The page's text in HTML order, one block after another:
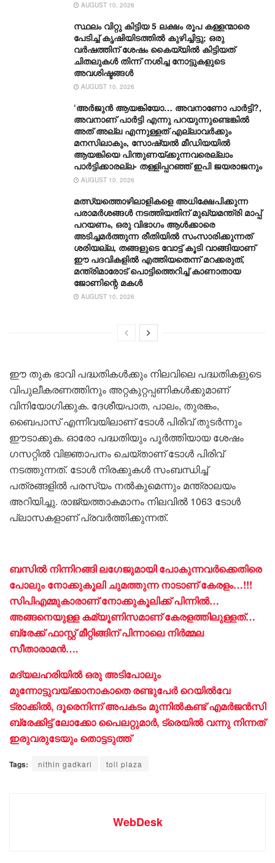
AUGUST 10, 2026
സ്ഥലം വിറ്റു കിട്ടിയ 5 ലക്ഷം രൂപ കള്ളന്മാരെ
പേടിച്ച് കൃഷിയിടത്തിൽ കുഴിച്ചിട്ടു; ഒരു
വർഷത്തിന് ശേഷം കൈയ്യിൽ കിട്ടിയത്
ചിതലുകൾ തിന്ന് നശിച്ച നോട്ടുകളുടെ
അവശിഷ്ടങ്ങൾ
AUGUST 10, 2026
‘അർജുൻ ആയങ്കിയോ… അവനാണോ പാർട്ടി?,
അവനാണ് പാർട്ടി എന്നു പറയുന്നുണ്ടെങ്കിൽ
അത് അല്ല എന്നുള്ളത് എല്ലാവർക്കും
മനസിലാകും, സോഷ്യൽ മീഡിയയിൽ
ആയങ്കിയെ പിന്തുണയ്ക്കുന്നവരെല്ലാം
പാർട്ടിക്കാരല്ല- തള്ളിപ്പറഞ്ഞ് ഇപി ജയരാജനും
AUGUST 10, 2026
മത്സ്യത്തൊഴിലാളികളെ അധിക്ഷേപിക്കുന്ന
പരാമർശങ്ങൾ നടത്തിയതിന് മുഖ്യമന്ത്രി മാപ്പ്
പറയണം, ഒരു വിഭാഗം ആൾക്കാരെ
അടിച്ചമർത്തുന്ന രീതിയില്‍ സംസാരിക്കുന്നത്
ശരിയല്ല, തങ്ങളുടെ വോട്ട് കൂടി വാങ്ങിയാണ്
ഈ പദവികളിൽ എത്തിയതെന്ന് മറക്കരുത്,
മന്ത്രിമാരോട് പൊട്ടിത്തെറിച്ച് കാണാതായ
ജോണിന്റെ മകള്‍
AUGUST 10, 2026
ഈ തുക ഭാവി പദ്ധതികൾക്കും നിലവിലെ പദ്ധതികളുടെ
വിപുലീകരണത്തിനും അറ്റകുറ്റപ്പണികൾക്കുമാണ്
വിനിയോഗിക്കുക. ദേശീയപാത, പാലം, തുരങ്കം,
ബൈപാസ് എന്നിവയിലാണ് ടോൾ പിരിവ് തുടർന്നും
ഈടാക്കുക. ഓരോ പദ്ധതിയും പൂർത്തിയായ ശേഷം
ഗസറ്റിൽ വിജ്ഞാപനം ചെയ്താണ് ടോൾ പിരിവ്
നടത്തുന്നത്. ടോൾ നിരക്കുകൾ സംബന്ധിച്ച്
പത്രങ്ങളിൽ പരസ്യം നൽകുമെന്നും മന്ത്രാലയം
അറിയിച്ചു. രാജ്യത്താകമാനം നിലവിൽ 1063 ടോൾ
പ്ലാസകളാണ് പ്രവർത്തിക്കുന്നത്.
ബസിൽ നിന്നിറങ്ങി ലഗേജുമായി പോകുന്നവർക്കെതിരെ
പോലും നോക്കുകൂലി ചുമത്തുന്ന നാടാണ് കേരളം…!!!
സിപിഎമ്മുകാരാണ് നോക്കുകൂലിക്ക് പിന്നിൽ…
അങ്ങനെയുള്ള കമ്യൂണിസമാണ് കേരളത്തിലുള്ളത്…
ബ്രേക്ക് ഫാസ്റ്റ് മീറ്റിങ്ങിന് പിന്നാലെ നിർമ്മല
സീതാരാമൻ….
മദ്യലഹരിയിൽ ഒരു അടിപോലും
മുന്നോട്ടുവയ്ക്കാനാകാതെ രണ്ടുപേർ റെയിൽവേ
ട്രാക്കിൽ, ദൂരെനിന്ന് അപകടം മുന്നിൽകണ്ട് എമർജൻസി
ബ്രേക്കിട്ട് ലോക്കോ പൈലറ്റുമാർ, ട്രെയിൽ വന്നു നിന്നത്
ഇരുവരുടേയും തൊട്ടടുത്ത്
Tags: nithin gadkari toll plaza
WebDesk